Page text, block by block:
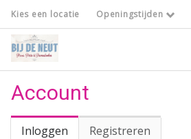
Kies een locatie Openingstijden
Account
Inloggen
Registreren